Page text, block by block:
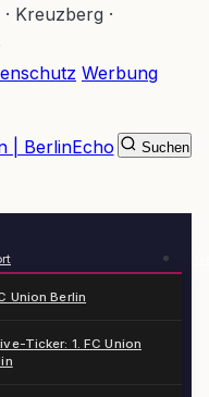
Kreuzberg ·
Werbung
Union Berlin
Ticker: 1. FC Union
Suchen